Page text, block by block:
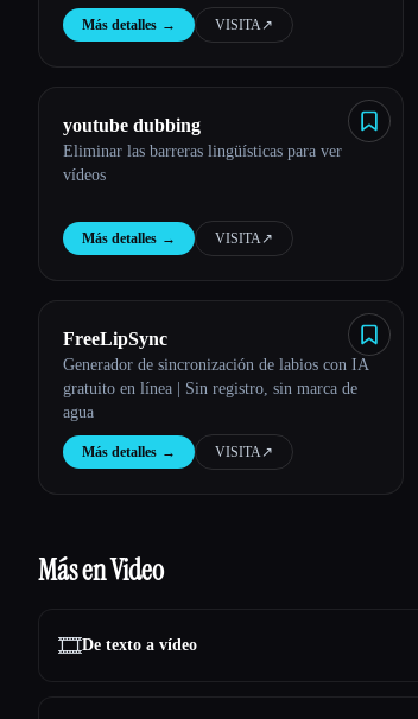
Más detalles → VISITA↗︎
youtube dubbing
Eliminar las barreras lingüísticas para ver
vídeos
Más detalles → VISITA↗︎
FreeLipSync
Generador de sincronización de labios con IA
gratuito en línea | Sin registro, sin marca de
agua
Más detalles → VISITA↗︎
Más en Video
🎞️De texto a vídeo